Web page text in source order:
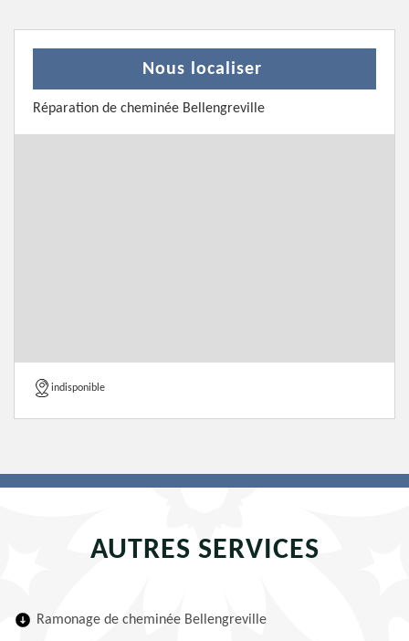
Nous localiser
Réparation de cheminée Bellengreville
indisponible
AUTRES SERVICES
Ramonage de cheminée Bellengreville